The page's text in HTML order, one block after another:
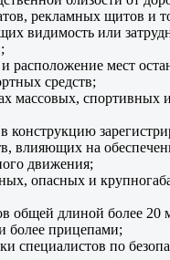
рекламных щитов и
видимость или
расположение мест
средств;
массовых, спортивных
конструкцию
влияющих на
движения;
опасных и
общей длиной более 20
более прицепами;
специалистов по